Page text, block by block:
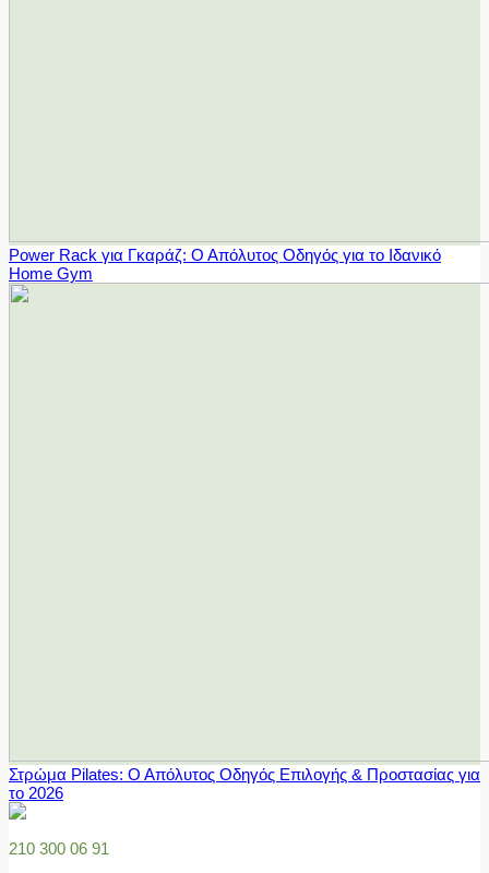
Power Rack για Γκαράζ: Ο Απόλυτος Οδηγός για το Ιδανικό
Home Gym
Στρώμα Pilates: Ο Απόλυτος Οδηγός Επιλογής & Προστασίας για
το 2026
210 300 06 91